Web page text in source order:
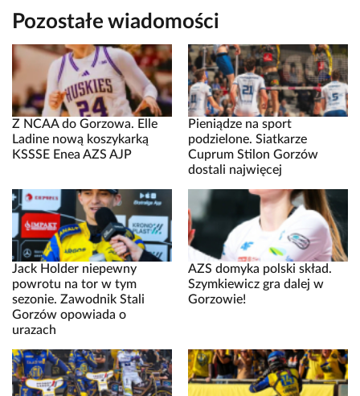
Pozostałe wiadomości
Z NCAA do Gorzowa. Elle
Ladine nową koszykarką
KSSSE Enea AZS AJP
Pieniądze na sport
podzielone. Siatkarze
Cuprum Stilon Gorzów
dostali najwięcej
Jack Holder niepewny
powrotu na tor w tym
sezonie. Zawodnik Stali
Gorzów opowiada o
urazach
AZS domyka polski skład.
Szymkiewicz gra dalej w
Gorzowie!